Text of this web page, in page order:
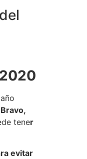
tener
evitar